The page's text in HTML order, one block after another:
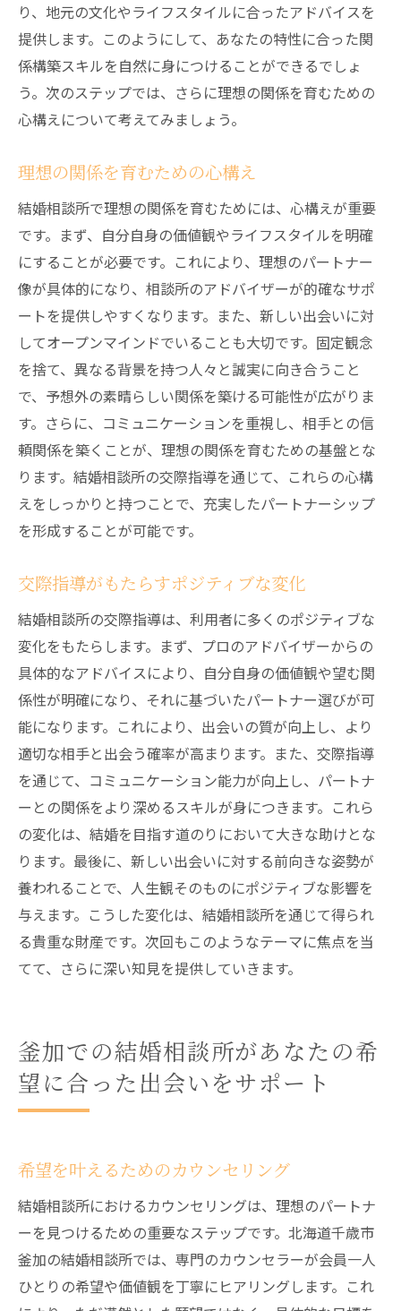
り、地元の文化やライフスタイルに合ったアドバイスを
提供します。このようにして、あなたの特性に合った関
係構築スキルを自然に身につけることができるでしょ
う。次のステップでは、さらに理想の関係を育むための
心構えについて考えてみましょう。
理想の関係を育むための心構え
結婚相談所で理想の関係を育むためには、心構えが重要
です。まず、自分自身の価値観やライフスタイルを明確
にすることが必要です。これにより、理想のパートナー
像が具体的になり、相談所のアドバイザーが的確なサポ
ートを提供しやすくなります。また、新しい出会いに対
してオープンマインドでいることも大切です。固定観念
を捨て、異なる背景を持つ人々と誠実に向き合うこと
で、予想外の素晴らしい関係を築ける可能性が広がりま
す。さらに、コミュニケーションを重視し、相手との信
頼関係を築くことが、理想の関係を育むための基盤とな
ります。結婚相談所の交際指導を通じて、これらの心構
えをしっかりと持つことで、充実したパートナーシップ
を形成することが可能です。
交際指導がもたらすポジティブな変化
結婚相談所の交際指導は、利用者に多くのポジティブな
変化をもたらします。まず、プロのアドバイザーからの
具体的なアドバイスにより、自分自身の価値観や望む関
係性が明確になり、それに基づいたパートナー選びが可
能になります。これにより、出会いの質が向上し、より
適切な相手と出会う確率が高まります。また、交際指導
を通じて、コミュニケーション能力が向上し、パートナ
ーとの関係をより深めるスキルが身につきます。これら
の変化は、結婚を目指す道のりにおいて大きな助けとな
ります。最後に、新しい出会いに対する前向きな姿勢が
養われることで、人生観そのものにポジティブな影響を
与えます。こうした変化は、結婚相談所を通じて得られ
る貴重な財産です。次回もこのようなテーマに焦点を当
てて、さらに深い知見を提供していきます。
釜加での結婚相談所があなたの希
望に合った出会いをサポート
希望を叶えるためのカウンセリング
結婚相談所におけるカウンセリングは、理想のパートナ
ーを見つけるための重要なステップです。北海道千歳市
釜加の結婚相談所では、専門のカウンセラーが会員一人
ひとりの希望や価値観を丁寧にヒアリングします。これ